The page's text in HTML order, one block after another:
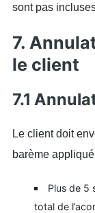
sont pas
7.
le client
7.1
Le client doit
barème
Plus de 5
total de